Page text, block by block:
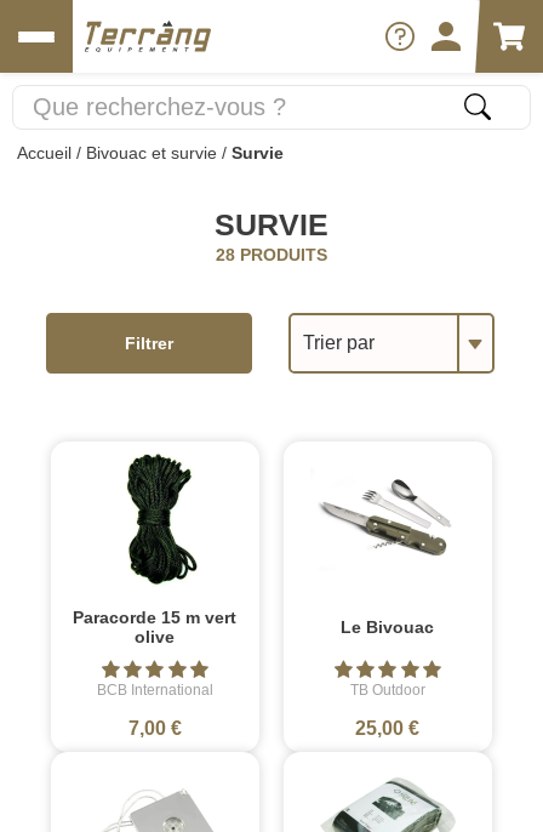
Accueil / Bivouac et survie / Survie
SURVIE
28 PRODUITS
Trier par
Filtrer
Paracorde 15 m vert
olive
BCB International
7,00 €
Le Bivouac
TB Outdoor
25,00 €